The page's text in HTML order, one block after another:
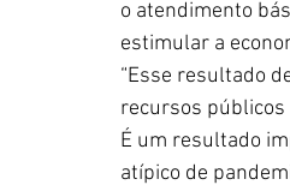
o atendimento
estimular a
“Esse resultado
recursos públicos
É um resultado
atípico de